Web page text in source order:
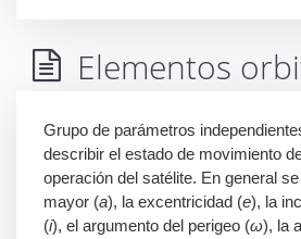
Elementos
Grupo de parámetros
describir el estado de movimiento
operación del satélite. En general
mayor (a), la excentricidad (e), la
(i), el argumento del perigeo (ω), la